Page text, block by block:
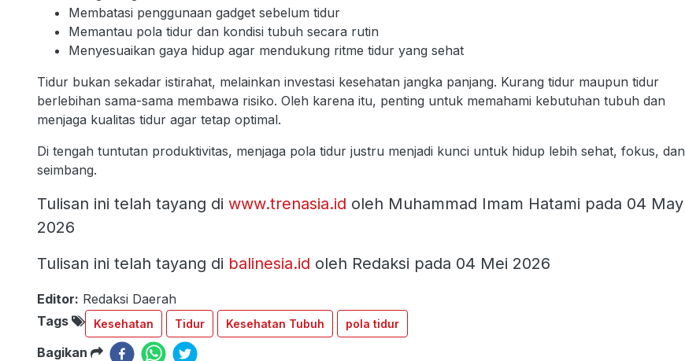
Membatasi penggunaan gadget sebelum tidur
Memantau pola tidur dan kondisi tubuh secara rutin
Menyesuaikan gaya hidup agar mendukung ritme tidur yang sehat
Tidur bukan sekadar istirahat, melainkan investasi kesehatan jangka panjang. Kurang tidur maupun tidur
berlebihan sama-sama membawa risiko. Oleh karena itu, penting untuk memahami kebutuhan tubuh dan
menjaga kualitas tidur agar tetap optimal.
Di tengah tuntutan produktivitas, menjaga pola tidur justru menjadi kunci untuk hidup lebih sehat, fokus, dan
seimbang.
Tulisan ini telah tayang di www.trenasia.id oleh Muhammad Imam Hatami pada 04 May
2026
Tulisan ini telah tayang di balinesia.id oleh Redaksi pada 04 Mei 2026
Editor: Redaksi Daerah
Tags
Kesehatan Tidur Kesehatan Tubuh pola tidur
Bagikan